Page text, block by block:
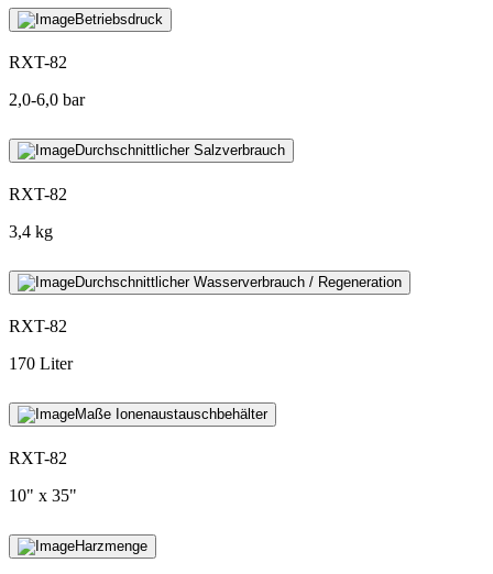
Betriebsdruck
RXT-82
2,0-6,0 bar
Durchschnittlicher Salzverbrauch
RXT-82
3,4 kg
Durchschnittlicher Wasserverbrauch / Regeneration
RXT-82
170 Liter
Maße Ionenaustauschbehälter
RXT-82
10" x 35"
Harzmenge